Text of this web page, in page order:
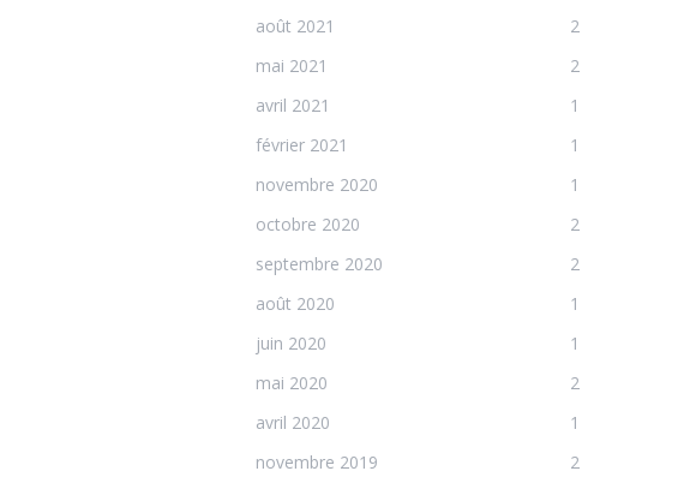
août 2021
2
mai 2021
2
avril 2021
1
février 2021
1
novembre 2020
1
octobre 2020
2
septembre 2020
2
août 2020
1
juin 2020
1
mai 2020
2
avril 2020
1
novembre 2019
2